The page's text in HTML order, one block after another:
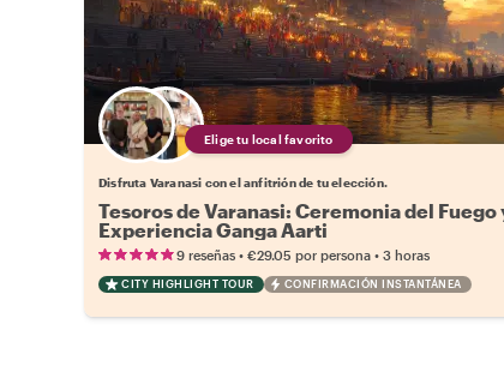
Elige tu local favorito
Disfruta Varanasi con el anfitrión de tu elección.
Tesoros de Varanasi: Ceremonia del Fuego
Experiencia Ganga Aarti
9 reseñas • €29.05 por persona • 3 horas
CITY HIGHLIGHT TOUR CONFIRMACIÓN INSTANTÁNEA